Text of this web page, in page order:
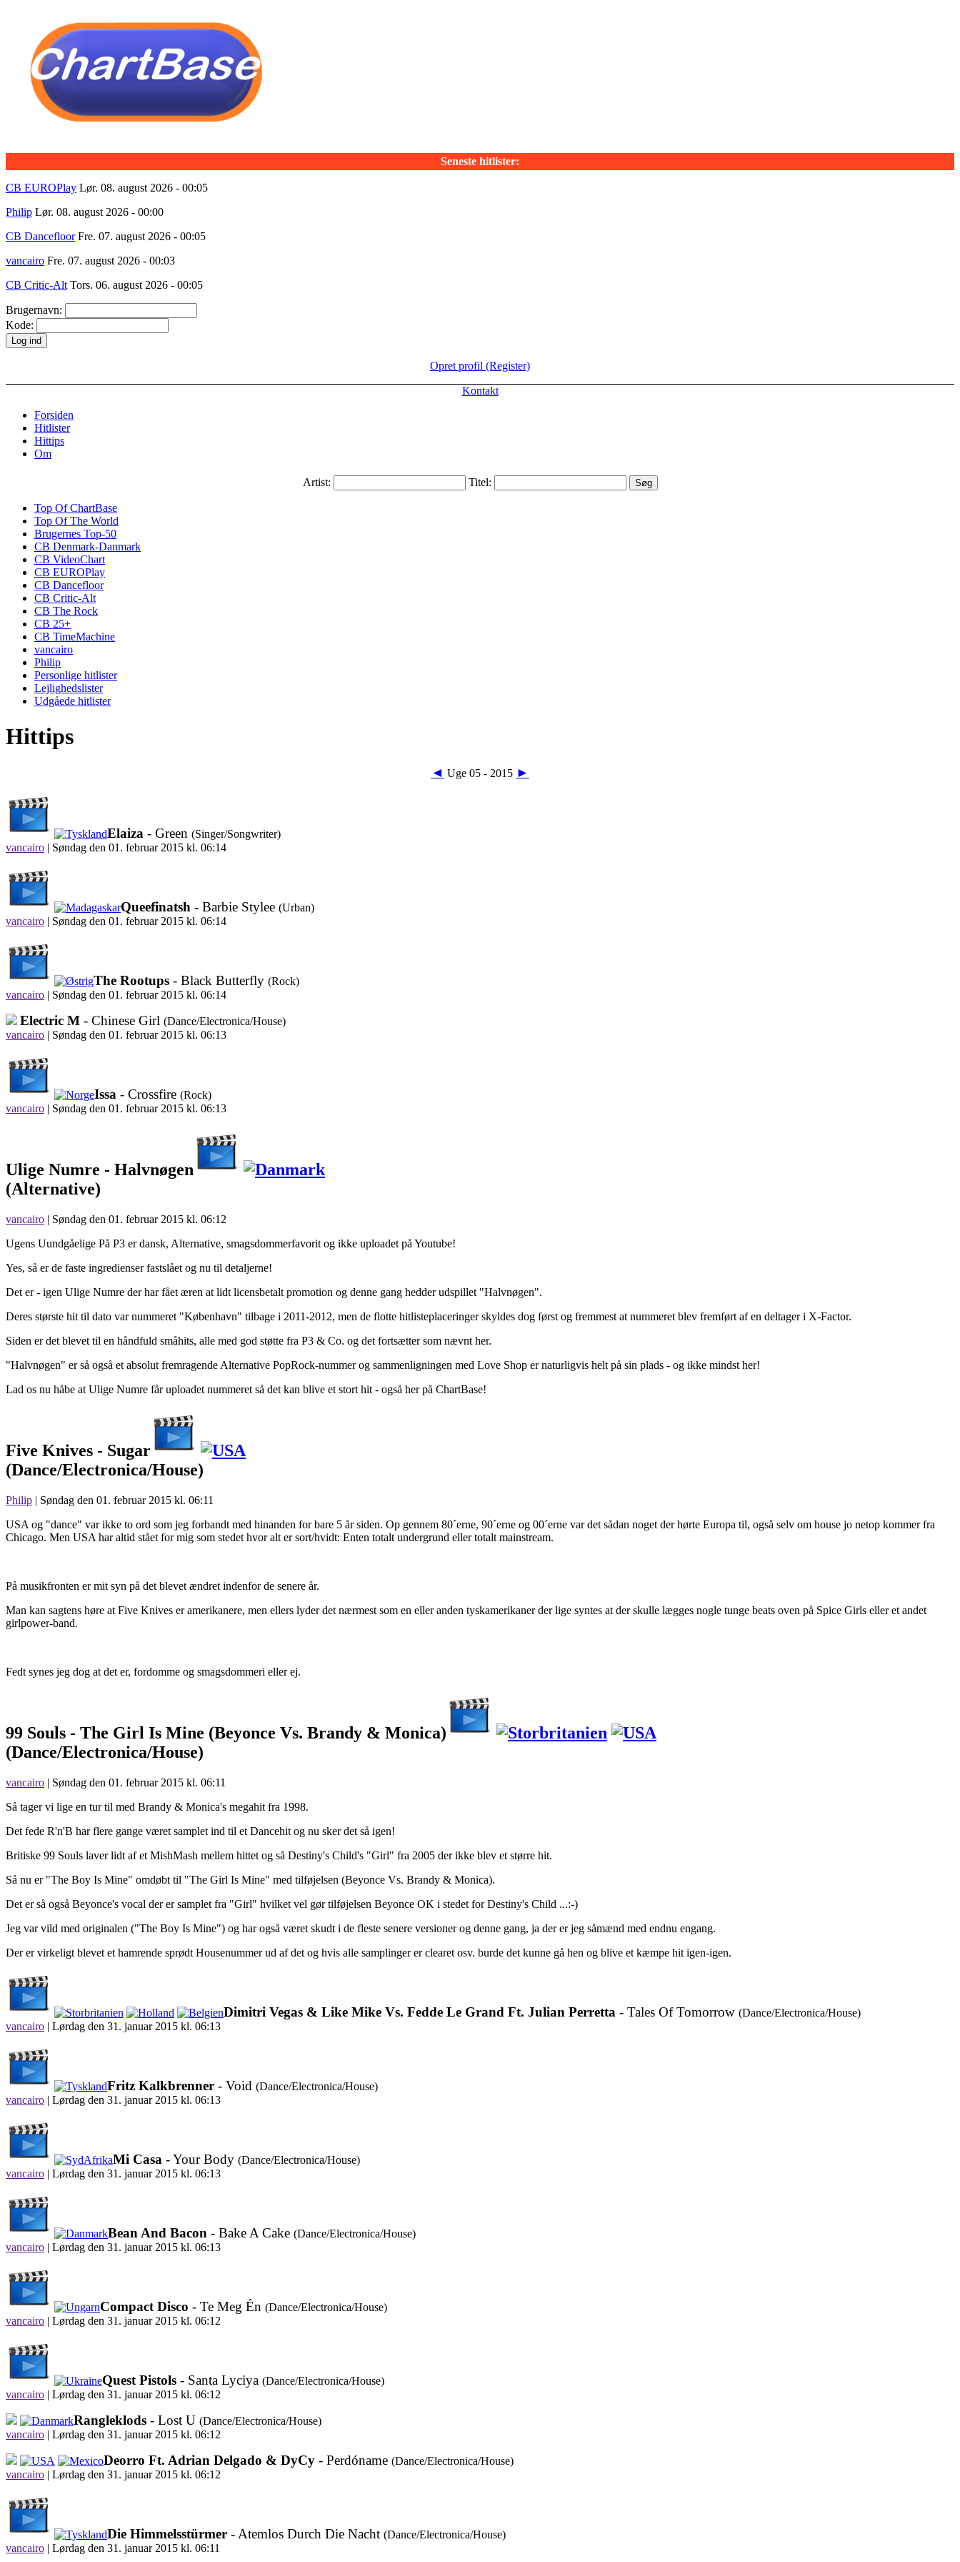
Seneste hitlister:
CB EUROPlay Lør. 08. august 2026 - 00:05
Philip Lør. 08. august 2026 - 00:00
CB Dancefloor Fre. 07. august 2026 - 00:05
vancairo Fre. 07. august 2026 - 00:03
CB Critic-Alt Tors. 06. august 2026 - 00:05
Brugernavn:
Kode:
Opret profil (Register)
Kontakt
Forsiden
Hitlister
Hittips
Om
Artist: Titel:
Top Of ChartBase
Top Of The World
Brugernes Top-50
CB Denmark-Danmark
CB VideoChart
CB EUROPlay
CB Dancefloor
CB Critic-Alt
CB The Rock
CB 25+
CB TimeMachine
vancairo
Philip
Personlige hitlister
Lejlighedslister
Udgåede hitlister
Hittips
◄ Uge 05 - 2015 ►
Elaiza - Green (Singer/Songwriter)
vancairo | Søndag den 01. februar 2015 kl. 06:14
Queefinatsh - Barbie Stylee (Urban)
vancairo | Søndag den 01. februar 2015 kl. 06:14
The Rootups - Black Butterfly (Rock)
vancairo | Søndag den 01. februar 2015 kl. 06:14
Electric M - Chinese Girl (Dance/Electronica/House)
vancairo | Søndag den 01. februar 2015 kl. 06:13
Issa - Crossfire (Rock)
vancairo | Søndag den 01. februar 2015 kl. 06:13
Ulige Numre - Halvnøgen
(Alternative)
vancairo | Søndag den 01. februar 2015 kl. 06:12
Ugens Uundgåelige På P3 er dansk, Alternative, smagsdommerfavorit og ikke uploadet på Youtube!
Yes, så er de faste ingredienser fastslået og nu til detaljerne!
Det er - igen Ulige Numre der har fået æren at lidt licensbetalt promotion og denne gang hedder udspillet "Halvnøgen".
Deres største hit til dato var nummeret "København" tilbage i 2011-2012, men de flotte hitlisteplaceringer skyldes dog først og fremmest at nummeret blev fremført af en deltager i X-Factor.
Siden er det blevet til en håndfuld småhits, alle med god støtte fra P3 & Co. og det fortsætter som nævnt her.
"Halvnøgen" er så også et absolut fremragende Alternative PopRock-nummer og sammenligningen med Love Shop er naturligvis helt på sin plads - og ikke mindst her!
Lad os nu håbe at Ulige Numre får uploadet nummeret så det kan blive et stort hit - også her på ChartBase!
Five Knives - Sugar
(Dance/Electronica/House)
Philip | Søndag den 01. februar 2015 kl. 06:11
USA og "dance" var ikke to ord som jeg forbandt med hinanden for bare 5 år siden. Op gennem 80´erne, 90´erne og 00´erne var det sådan noget der hørte Europa til, også selv om house jo netop kommer fra
Chicago. Men USA har altid stået for mig som stedet hvor alt er sort/hvidt: Enten totalt undergrund eller totalt mainstream.
På musikfronten er mit syn på det blevet ændret indenfor de senere år.
Man kan sagtens høre at Five Knives er amerikanere, men ellers lyder det nærmest som en eller anden tyskamerikaner der lige syntes at der skulle lægges nogle tunge beats oven på Spice Girls eller et andet
girlpower-band.
Fedt synes jeg dog at det er, fordomme og smagsdommeri eller ej.
99 Souls - The Girl Is Mine (Beyonce Vs. Brandy & Monica)
(Dance/Electronica/House)
vancairo | Søndag den 01. februar 2015 kl. 06:11
Så tager vi lige en tur til med Brandy & Monica's megahit fra 1998.
Det fede R'n'B har flere gange været samplet ind til et Dancehit og nu sker det så igen!
Britiske 99 Souls laver lidt af et MishMash mellem hittet og så Destiny's Child's "Girl" fra 2005 der ikke blev et større hit.
Så nu er "The Boy Is Mine" omdøbt til "The Girl Is Mine" med tilføjelsen (Beyonce Vs. Brandy & Monica).
Det er så også Beyonce's vocal der er samplet fra "Girl" hvilket vel gør tilføjelsen Beyonce OK i stedet for Destiny's Child ...:-)
Jeg var vild med originalen ("The Boy Is Mine") og har også været skudt i de fleste senere versioner og denne gang, ja der er jeg såmænd med endnu engang.
Der er virkeligt blevet et hamrende sprødt Housenummer ud af det og hvis alle samplinger er clearet osv. burde det kunne gå hen og blive et kæmpe hit igen-igen.
Dimitri Vegas & Like Mike Vs. Fedde Le Grand Ft. Julian Perretta - Tales Of Tomorrow (Dance/Electronica/House)
vancairo | Lørdag den 31. januar 2015 kl. 06:13
Fritz Kalkbrenner - Void (Dance/Electronica/House)
vancairo | Lørdag den 31. januar 2015 kl. 06:13
Mi Casa - Your Body (Dance/Electronica/House)
vancairo | Lørdag den 31. januar 2015 kl. 06:13
Bean And Bacon - Bake A Cake (Dance/Electronica/House)
vancairo | Lørdag den 31. januar 2015 kl. 06:13
Compact Disco - Te Meg Én (Dance/Electronica/House)
vancairo | Lørdag den 31. januar 2015 kl. 06:12
Quest Pistols - Santa Lyciya (Dance/Electronica/House)
vancairo | Lørdag den 31. januar 2015 kl. 06:12
Rangleklods - Lost U (Dance/Electronica/House)
vancairo | Lørdag den 31. januar 2015 kl. 06:12
Deorro Ft. Adrian Delgado & DyCy - Perdóname (Dance/Electronica/House)
vancairo | Lørdag den 31. januar 2015 kl. 06:12
Die Himmelsstürmer - Atemlos Durch Die Nacht (Dance/Electronica/House)
vancairo | Lørdag den 31. januar 2015 kl. 06:11